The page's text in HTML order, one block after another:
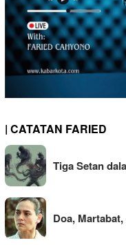
| CATATAN FARIED
Tiga Setan
Doa,